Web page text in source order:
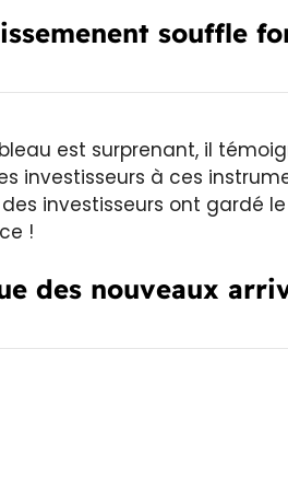
souffle
est surprenant, il
investisseurs à ces
investisseurs ont gardé
!
des nouveaux